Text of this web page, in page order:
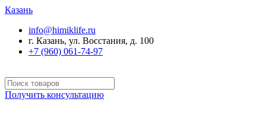
Казань
info@himiklife.ru
г. Казань, ул. Восстания, д. 100
+7 (960) 061-74-97
Получить консультацию